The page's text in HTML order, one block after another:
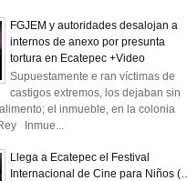
FGJEM y autoridades desalojan a
internos de anexo por presunta
tortura en Ecatepec +Video
Supuestamente e ran víctimas de
castigos extremos, los dejaban sin
el inmueble, en la colonia
Inmue...
Llega a Ecatepec el Festival
Internacional de Cine para Niños (…